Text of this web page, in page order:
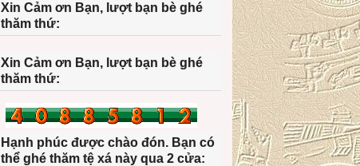
Xin Cảm ơn Bạn, lượt bạn bè ghé
thăm thứ:
Xin Cảm ơn Bạn, lượt bạn bè ghé
thăm thứ:
Hạnh phúc được chào đón. Bạn có
thể ghé thăm tệ xá này qua 2 cửa: